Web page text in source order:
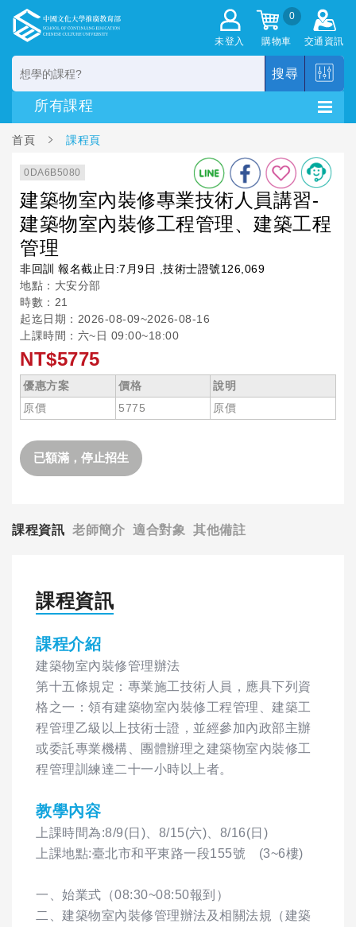
未登入
0
購物車 交通資訊
搜尋
首頁 課程頁
0DA6B5080
建築物室內裝修專業技術人員講習-
建築物室內裝修工程管理、建築工程
管理
非回訓 報名截止日:7月9日 ,技術士證號126,069
地點：大安分部
時數：21
起迄日期：2026-08-09~2026-08-16
上課時間：六~日 09:00~18:00
NT$5775
優惠方案 價格
說明
原價
5775 原價
已額滿，停止招生
課程資訊 老師簡介 適合對象 其他備註
課程資訊
課程介紹
建築物室內裝修管理辦法
第十五條規定：專業施工技術人員，應具下列資
格之一：領有建築物室內裝修工程管理、建築工
程管理乙級以上技術士證，並經參加內政部主辦
或委託專業機構、團體辦理之建築物室內裝修工
程管理訓練達二十一小時以上者。
教學內容
上課時間為:8/9(日)、8/15(六)、8/16(日)
上課地點:臺北市和平東路一段155號 (3~6樓)
一、始業式（08:30~08:50報到）
二、建築物室內裝修管理辦法及相關法規（建築